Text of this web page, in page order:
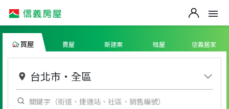
買屋 賣屋 新建案 租屋 信義居家
台北市 ・ 全區